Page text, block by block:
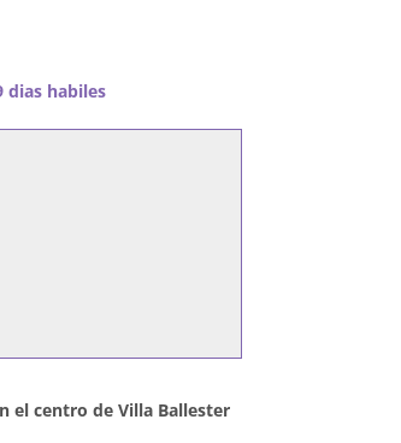
dias habiles
el centro de Villa Ballester